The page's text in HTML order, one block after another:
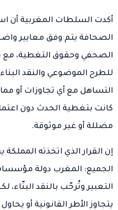
أكدت السلطات المغربية أن
الصحافة يتم وفق معايير
الصحفي وحقوق التغطية، مع
للطرح الموضوعي والنقد
التساهل مع أي تجاوزات أو
كانت بتغطية الحدث دون
مضللة أو غير موثوقة.
إن القرار الذي اتخذته
الجميع: المغرب دولة
التعبير وتُرحّب بالنقد
يتجاوز الأطر القانونية أو